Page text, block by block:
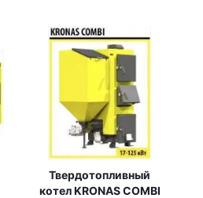
Твердотопливный
котел KRONAS COMBI